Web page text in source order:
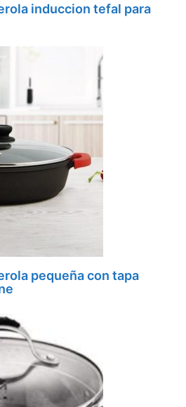
induccion tefal para
pequeña con tapa